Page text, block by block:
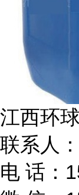
江西环
联系人
电 话：